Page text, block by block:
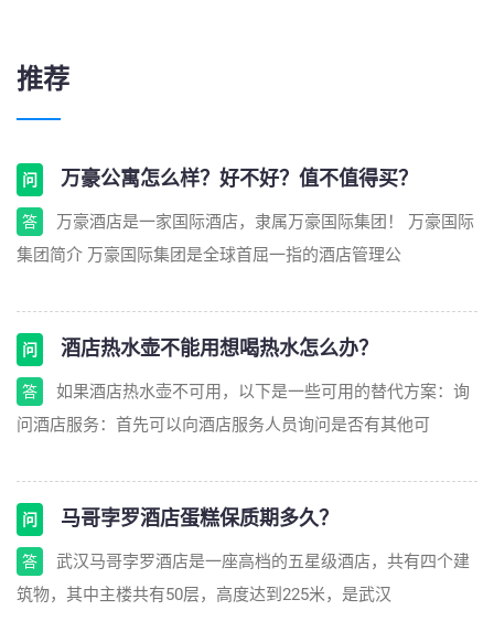
推荐
问 万豪公寓怎么样？好不好？值不值得买？
答
万豪酒店是一家国际酒店，隶属万豪国际集团！ 万豪国际
集团简介 万豪国际集团是全球首屈一指的酒店管理公
问 酒店热水壶不能用想喝热水怎么办？
答
如果酒店热水壶不可用，以下是一些可用的替代方案：询
问酒店服务：首先可以向酒店服务人员询问是否有其他可
问 马哥孛罗酒店蛋糕保质期多久？
答
武汉马哥孛罗酒店是一座高档的五星级酒店，共有四个建
筑物，其中主楼共有50层，高度达到225米，是武汉